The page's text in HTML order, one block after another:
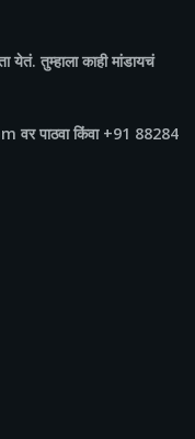
येतं. तुम्हाला काही मांडायचं
पाठवा किंवा +91 88284